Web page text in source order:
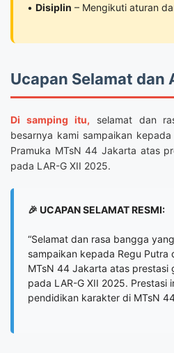
• Disiplin – Mengikuti aturan
Ucapan Selamat dan
Di samping itu, selamat dan
besarnya kami sampaikan
Pramuka MTsN 44 Jakarta atas
pada LAR-G XII 2025.
🎉 UCAPAN SELAMAT RESMI:
“Selamat dan rasa bangga
sampaikan kepada Regu Putra
MTsN 44 Jakarta atas prestasi
pada LAR-G XII 2025. Prestasi
pendidikan karakter di MTsN